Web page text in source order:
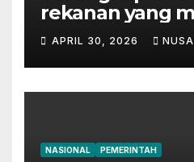
rekanan yang
mantan Bupati
Tengah
APRIL 30, 2026
NASIONAL PEMERINTAH